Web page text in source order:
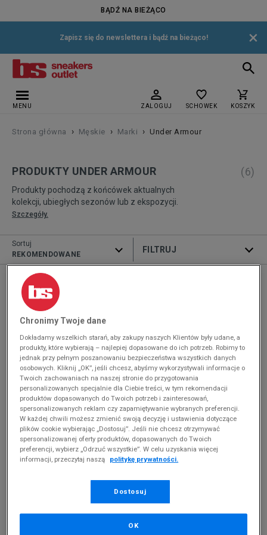
BĄDŹ NA BIEŻĄCO
Zapisz się do newslettera i bądź na bieżąco! ×
MENU ZALOGUJ SCHOWEK KOSZYK
Strona główna › Męskie › Marki › Under Armour
PRODUKTY UNDER ARMOUR
Produkty pochodzą z końcówek aktualnych
kolekcji, ubiegłych sezonów lub z ekspozycji.
Szczegóły.
(6)
ROZWIŃ FILTRY
Sortuj
REKOMENDOWANE
UNDER ARMOUR M LOCKER V SL
100 zł
UNDER ARMOUR M LOCKER V SL
100 zł
Chronimy Twoje dane
Dokładamy wszelkich starań, aby zakupy naszych Klientów były udane, a
produkty, które wybierają – najlepiej dopasowane do ich potrzeb. Robimy to
jednak przy pełnym poszanowaniu bezpieczeństwa wszystkich danych
osobowych. Kliknij „OK”, jeśli chcesz, abyśmy wykorzystywali informacje o
Twoich zachowaniach na naszej stronie do przygotowania
personalizowanych specjalnie dla Ciebie treści, w tym rekomendacji
produktów dopasowanych do Twoich potrzeb i zainteresowań,
spersonalizowanych reklam czy zapamiętywanie wybranych preferencji.
W każdej chwili możesz zmienić swoją decyzję i ustawienia dotyczące
plików cookie wybierając „Dostosuj”. Jeśli nie chcesz otrzymywać
spersonalizowanej oferty produktów, dopasowanych do Twoich
preferencji, wybierz „Odrzuć wszystkie”. W celu uzyskania więcej
informacji, przeczytaj naszą
politykę prywatności.
Dostosuj
OK